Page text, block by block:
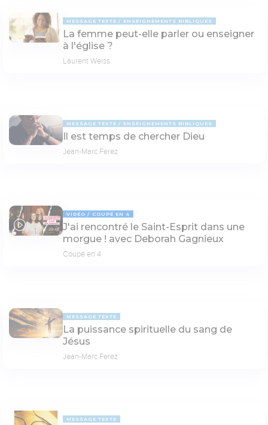
MESSAGE TEXTE ENSEIGNEMENTS BIBLIQUES
La femme peut-elle parler ou enseigner
à l'église ?
Laurent Weiss
MESSAGE TEXTE ENSEIGNEMENTS BIBLIQUES
Il est temps de chercher Dieu
Jean-Marc Ferez
29:46
VIDÉO COUPÉ EN 4
J'ai rencontré le Saint-Esprit dans une
morgue ! avec Deborah Gagnieux
Coupé en 4
MESSAGE TEXTE
La puissance spirituelle du sang de
Jésus
Jean-Marc Ferez
MESSAGE TEXTE